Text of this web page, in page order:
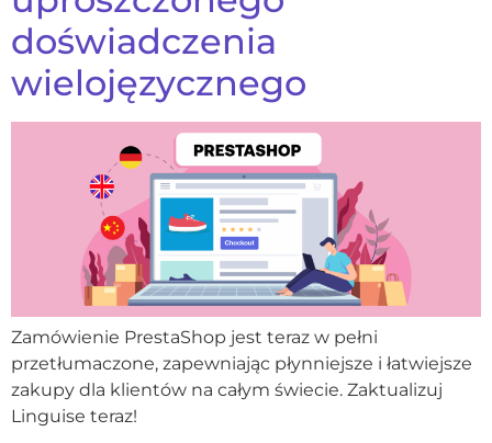
doświadczenia
wielojęzycznego
Zamówienie PrestaShop jest teraz w pełni
przetłumaczone, zapewniając płynniejsze i łatwiejsze
zakupy dla klientów na całym świecie. Zaktualizuj
Linguise teraz!